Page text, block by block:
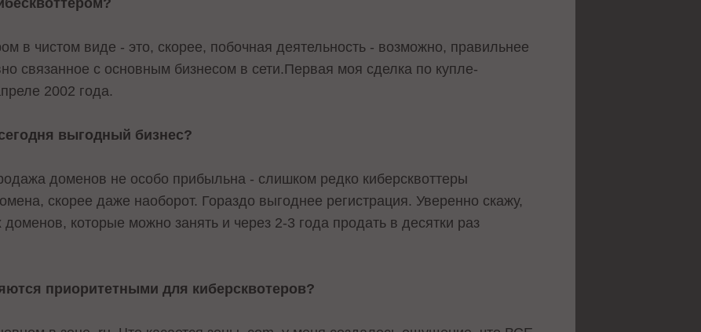
в чистом виде - это, скорее, побочная деятельность - возможно, правильнее
связанное с основным бизнесом в сети.Первая моя сделка по купле-
2002 года.
выгодный бизнес?
доменов не особо прибыльна - слишком редко киберсквоттеры
скорее даже наоборот. Гораздо выгоднее регистрация. Уверенно скажу,
которые можно занять и через 2-3 года продать в десятки раз
приоритетными для киберсквотеров?